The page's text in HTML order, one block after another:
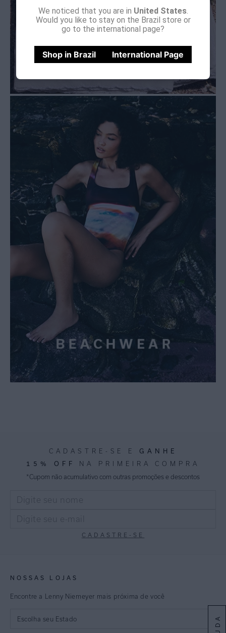
We noticed that you are in United States.
Would you like to stay on the Brazil store or
go to the international page?
Shop in Brazil International Page
CADASTRE-SE E GANHE
15% OFF
NA PRIMEIRA COMPRA
*Cupom não acumulativo com outras promoções e descontos
CADASTRE-SE
NOSSAS LOJAS
Encontre a Lenny Niemeyer mais próxima de você
Escolha seu Estado